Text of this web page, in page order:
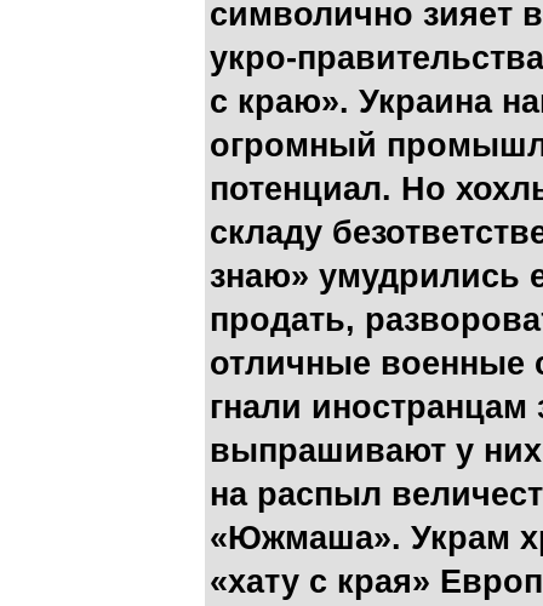
символично зияет
укро-
с краю». Украина
огромный
потенциал. Но
складу
знаю» умудрились
продать,
отличные военные
гнали
выпрашивают у
на распыл
«Южмаша». Украм
«хату с края»